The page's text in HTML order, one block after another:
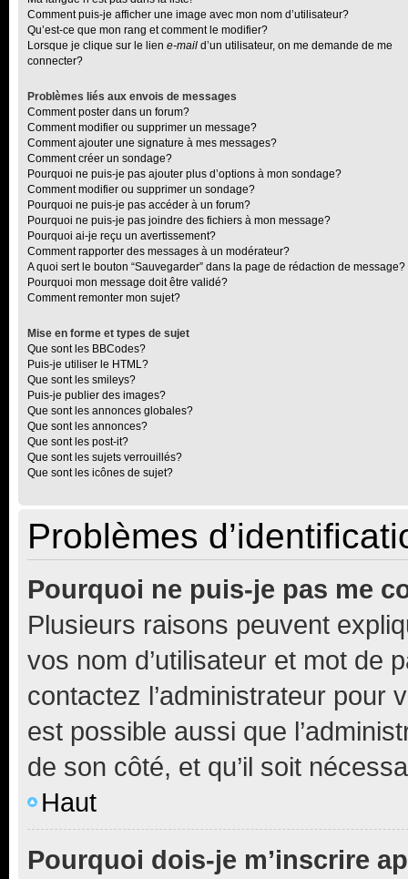
Comment puis-je afficher une image avec mon nom d’utilisateur?
Qu’est-ce que mon rang et comment le modifier?
Lorsque je clique sur le lien e-mail d’un utilisateur, on me demande de me
connecter?
Problèmes liés aux envois de messages
Comment poster dans un forum?
Comment modifier ou supprimer un message?
Comment ajouter une signature à mes messages?
Comment créer un sondage?
Pourquoi ne puis-je pas ajouter plus d’options à mon sondage?
Comment modifier ou supprimer un sondage?
Pourquoi ne puis-je pas accéder à un forum?
Pourquoi ne puis-je pas joindre des fichiers à mon message?
Pourquoi ai-je reçu un avertissement?
Comment rapporter des messages à un modérateur?
A quoi sert le bouton “Sauvegarder” dans la page de rédaction de message?
Pourquoi mon message doit être validé?
Comment remonter mon sujet?
Mise en forme et types de sujet
Que sont les BBCodes?
Puis-je utiliser le HTML?
Que sont les smileys?
Puis-je publier des images?
Que sont les annonces globales?
Que sont les annonces?
Que sont les post-it?
Que sont les sujets verrouillés?
Que sont les icônes de sujet?
Problèmes
Pourquoi ne puis-je pas me
Plusieurs raisons peuvent
vos nom d’utilisateur et mot de
contactez l’administrateur pour
est possible aussi que
de son côté, et qu’il soit
Haut
Pourquoi dois-je m’inscrire